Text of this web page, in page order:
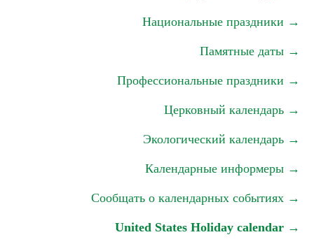
Национальные праздники →
Памятные даты →
Профессиональные праздники →
Церковный календарь →
Экологический календарь →
Календарные информеры →
Сообщать о календарных событиях →
United States Holiday calendar →